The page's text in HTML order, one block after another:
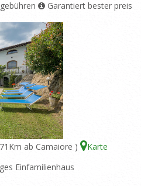
Garantiert bester preis
ab Camaiore )
Karte
Einfamilienhaus